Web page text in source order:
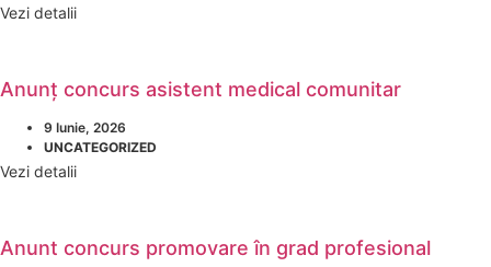
Vezi detalii
Anunț concurs asistent medical comunitar
9 Iunie, 2026
UNCATEGORIZED
Vezi detalii
Anunt concurs promovare în grad profesional